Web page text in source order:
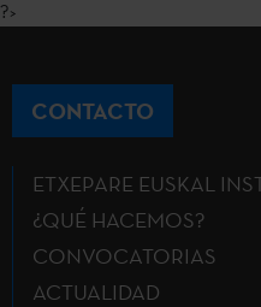
?>
CONTACTO
ETXEPARE EUSKAL
¿QUÉ HACEMOS?
CONVOCATORIAS
ACTUALIDAD